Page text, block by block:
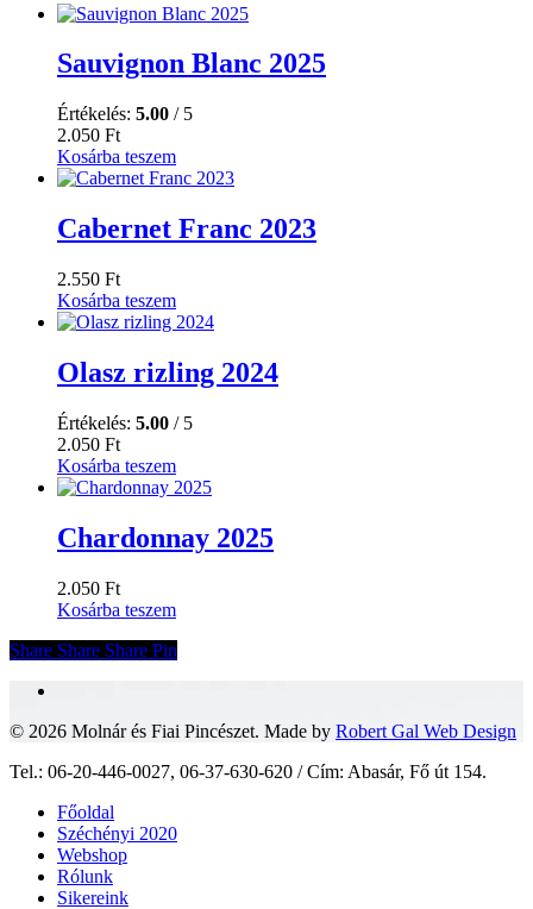
Sauvignon Blanc 2025
Értékelés: 5.00 / 5
2.050 Ft
Kosárba teszem
Cabernet Franc 2023
2.550 Ft
Kosárba teszem
Olasz rizling 2024
Értékelés: 5.00 / 5
2.050 Ft
Kosárba teszem
Chardonnay 2025
2.050 Ft
Kosárba teszem
Share Share Share Pin
© 2026 Molnár és Fiai Pincészet. Made by Robert Gal Web Design
Close
Tel.: 06-20-446-0027, 06-37-630-620 / Cím: Abasár, Fő út 154.
Főoldal
Széchényi 2020
Webshop
Rólunk
Sikereink